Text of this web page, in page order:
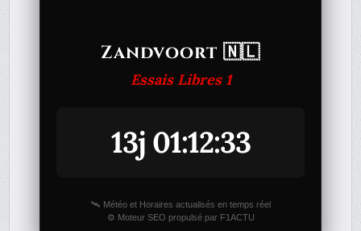
Zandvoort 🇳🇱
Essais Libres 1
13j 01:12:33
🛰️ Météo et Horaires actualisés en temps réel
⚙️ Moteur SEO propulsé par F1ACTU